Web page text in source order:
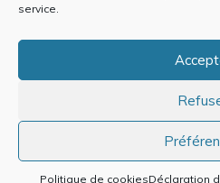
service.
Politique de cookiesDéclaration
Mentions légales et
Accessibilité